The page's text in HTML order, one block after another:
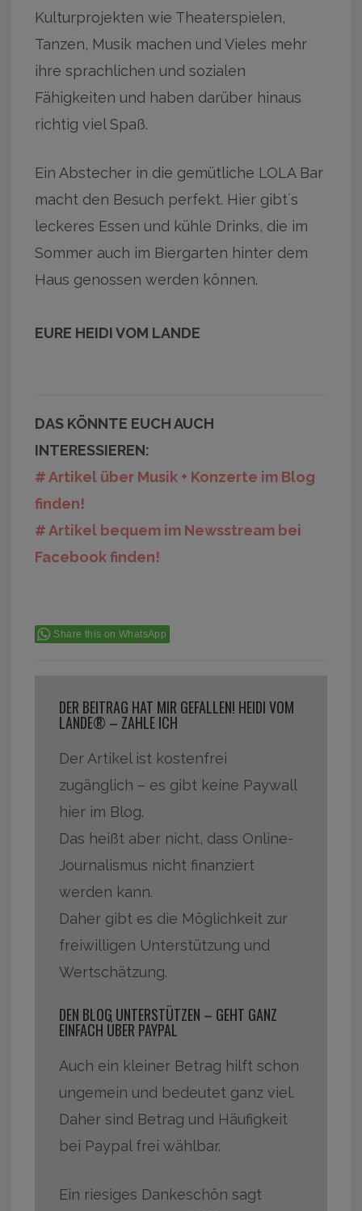
Kulturprojekten wie Theaterspielen,
Tanzen, Musik machen und Vieles mehr
ihre sprachlichen und sozialen
Fähigkeiten und haben darüber hinaus
richtig viel Spaß.
Ein Abstecher in die gemütliche LOLA Bar
macht den Besuch perfekt. Hier gibt´s
leckeres Essen und kühle Drinks, die im
Sommer auch im Biergarten hinter dem
Haus genossen werden können.
EURE HEIDI VOM LANDE
DAS KÖNNTE EUCH AUCH
INTERESSIEREN:
# Artikel über Musik + Konzerte im Blog
finden!
# Artikel bequem im Newsstream bei
Facebook finden!
Share this on WhatsApp
DER BEITRAG HAT MIR GEFALLEN! HEIDI VOM
LANDE® – ZAHLE ICH
Der Artikel ist kostenfrei
zugänglich – es gibt keine Paywall
hier im Blog.
Das heißt aber nicht, dass Online-
Journalismus nicht finanziert
werden kann.
Daher gibt es die Möglichkeit zur
freiwilligen Unterstützung und
Wertschätzung.
DEN BLOG UNTERSTÜTZEN – GEHT GANZ
EINFACH ÜBER PAYPAL
Auch ein kleiner Betrag hilft schon
ungemein und bedeutet ganz viel.
Daher sind Betrag und Häufigkeit
bei Paypal frei wählbar.
Ein riesiges Dankeschön sagt